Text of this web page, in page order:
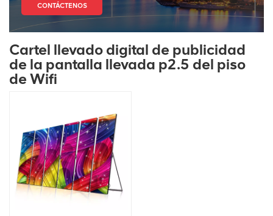
CONTÁCTENOS
Cartel llevado digital de publicidad
de la pantalla llevada p2.5 del piso
de Wifi